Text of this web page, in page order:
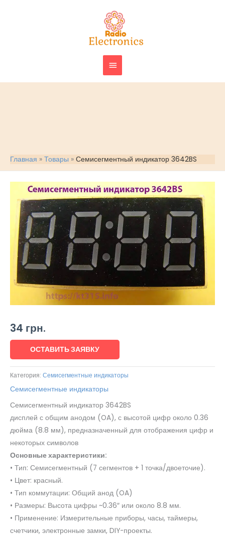
ГЛАВНОЕ
МЕНЮ
Главная Товары Семисегментный индикатор 3642BS
34 грн.
ОСТАВИТЬ ЗАЯВКУ
Категория: Семисегментные индикаторы
Семисегментные индикаторы
Семисегментный индикатор 3642BS
дисплей с общим анодом (OA), с высотой цифр около 0.36
дюйма (8.8 мм), предназначенный для отображения цифр и
некоторых символов
Основные характеристики:
• Тип: Семисегментный (7 сегментов + 1 точка/двоеточие).
• Цвет: красный.
• Тип коммутации: Общий анод (OA)
• Размеры: Высота цифры ~0.36″ или около 8.8 мм.
• Применение: Измерительные приборы, часы, таймеры,
счетчики, электронные замки, DIY-проекты.